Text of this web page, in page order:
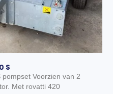
S
van 2
Met rovatti 420